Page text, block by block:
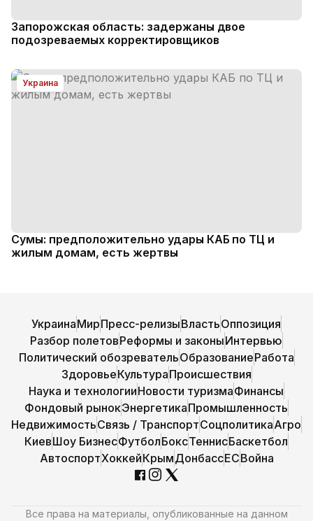
Запорожская область: задержаны двое
подозреваемых корректировщиков
Украина
Сумы: предположительно удары КАБ по ТЦ и
жилым домам, есть жертвы
УкраинаМирПресс-релизыВластьОппозиция
Разбор полетовРеформы и законыИнтервью
Политический обозревательОбразованиеРабота
ЗдоровьеКультураПроисшествия
Наука и технологииНовости туризмаФинансы
Фондовый рынокЭнергетикаПромышленность
НедвижимостьСвязь / ТранспортСоцполитикаАгро
КиевШоу БизнесФутболБоксТеннисБаскетбол
АвтоспортХоккейКрымДонбассЕСВойна
Все права на материалы, опубликованные на данном